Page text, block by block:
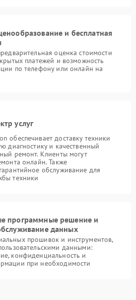
и бесплатная
оценка стоимости
платежей и возможность
по телефону или онлайн на
услуг
обеспечивает доставку техники
диагностику и качественный
ремонт. Клиенты могут
онлайн. Также
обслуживание для
техники
программные решение и
данных
прошивок и инструментов,
данными:
конфиденциальность и
при необходимости